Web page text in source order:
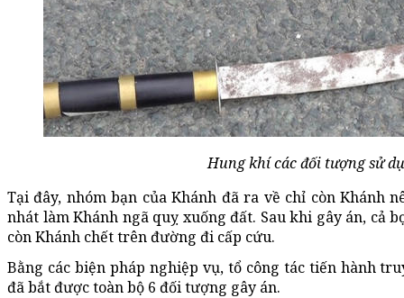
Hung khí các đối tượng sử
Tại đây, nhóm bạn của Khánh đã ra về chỉ còn Khánh
nhát làm Khánh ngã quỵ xuống đất. Sau khi gây án, cả
còn Khánh chết trên đường đi cấp cứu.
Bằng các biện pháp nghiệp vụ, tổ công tác tiến hành
đã bắt được toàn bộ 6 đối tượng gây án.